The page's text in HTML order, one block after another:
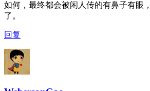
如何，最终都会被闲人传的有鼻子有眼
了。
回复